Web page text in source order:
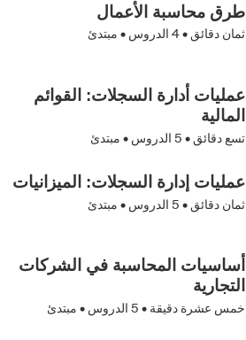
طرق محاسبة الأعمال
ثمان دقائق •4 الدروس • مبتدئ
عمليات أدارة السجلات: القوائم
المالية
تسع دقائق • 5 الدروس • مبتدئ
عمليات إدارة السجلات: الميزانيات
ثمان دقائق • 5 الدروس • مبتدئ
أساسيات المحاسبة في الشركات
التجارية
خمس عشرة دقيقة • 5 الدروس • مبتدئ